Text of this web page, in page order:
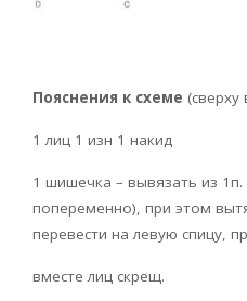
Пояснения к схеме (сверху
1 лиц 1 изн 1 накид
1 шишечка – вывязать из 1п.
попеременно), при этом
перевести на левую спицу,
вместе лиц скрещ.